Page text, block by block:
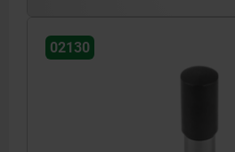
02130